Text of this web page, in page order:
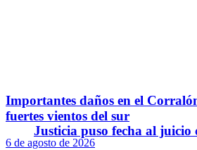
Justicia puso fecha al juicio
Importantes daños en el
fuertes vientos del sur
6 de agosto de 2026